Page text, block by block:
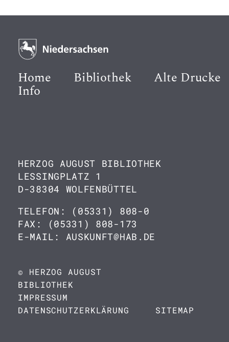
Home Bibliothek Alte Drucke
Info
HERZOG AUGUST BIBLIOTHEK
LESSINGPLATZ 1
D-38304 WOLFENBÜTTEL
TELEFON: (05331) 808-0
FAX: (05331) 808-173
E-MAIL: AUSKUNFT@HAB.DE
© HERZOG AUGUST
BIBLIOTHEK
IMPRESSUM
DATENSCHUTZERKLÄRUNG
SITEMAP